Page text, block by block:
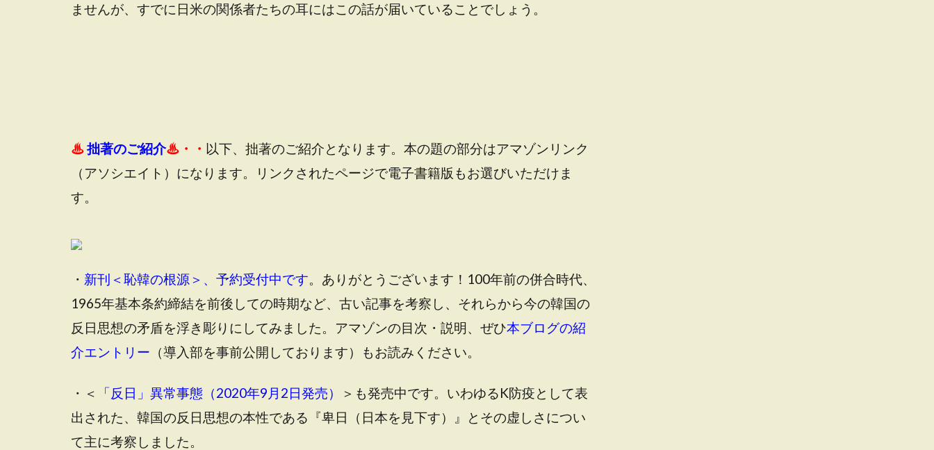
ませんが、すでに日米の関係者たちの耳にはこの話が届いていることでしょう。
♨拙著のご紹介♨・・ 以下、拙著のご紹介となります。本の題の部分はアマゾンリンク
（アソシエイト） になります。リンクされたページで電子書籍版もお選びいただけま
す。
・ 新刊＜恥韓の根源＞、予約受付中です。ありがとうございます！100年前の併合時代、
1965年基本条約締結を前後しての時期など、古い記事を考察し、それらから今の韓国の
反日思想の矛盾を浮き彫りにしてみました。アマゾンの目次・説明、ぜひ本ブログの紹
介エントリー （導入部を事前公開しております）もお読みください。
・＜ 「反日」異常事態（2020年9月2日発売） ＞も発売中です。いわゆるK防疫として表
出された、韓国の反日思想の本性である『卑日（日本を見下す）』とその虚しさについ
て主に考察しました。